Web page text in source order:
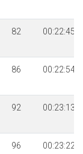
82 00:22:45
86 00:22:54
92 00:23:13
96 00:23:22